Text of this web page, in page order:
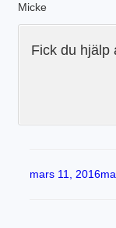
Micke
Fick du hjälp
Publicerat
mars 11, 2016